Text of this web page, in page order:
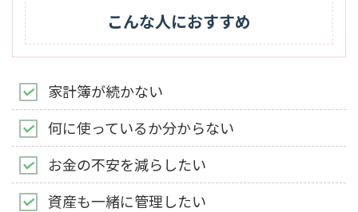
こんな人におすすめ
家計簿が続かない
何に使っているか分からない
お金の不安を減らしたい
資産も一緒に管理したい